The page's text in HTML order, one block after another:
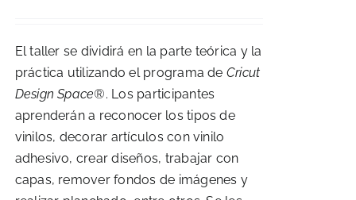
El taller se dividirá en la parte teórica y la
práctica utilizando el programa de Cricut
Design Space®. Los participantes
aprenderán a reconocer los tipos de
vinilos, decorar artículos con vinilo
adhesivo, crear diseños, trabajar con
capas, remover fondos de imágenes y